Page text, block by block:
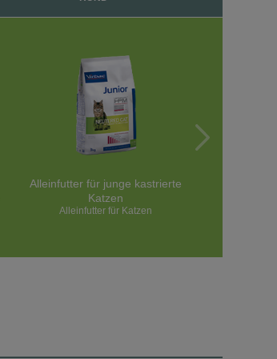
Alleinfutter für junge kastrierte
Katzen
Alleinfutter für Katzen